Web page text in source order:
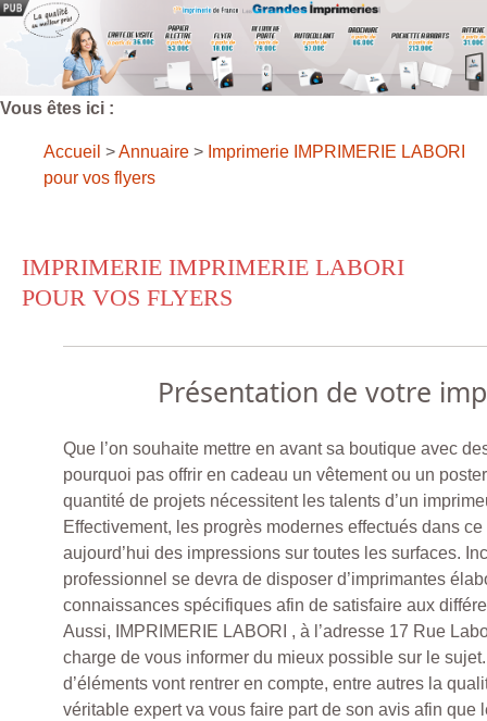
Vous êtes ici :
Accueil >Annuaire > Imprimerie IMPRIMERIE LABORI
pour vos flyers
IMPRIMERIE IMPRIMERIE LABORI
POUR VOS FLYERS
Présentation de votre
Que l’on souhaite mettre en avant sa boutique avec
pourquoi pas offrir en cadeau un vêtement ou un
quantité de projets nécessitent les talents d’un
Effectivement, les progrès modernes effectués dans
aujourd’hui des impressions sur toutes les surfaces.
professionnel se devra de disposer d’imprimantes
connaissances spécifiques afin de satisfaire aux
Aussi, IMPRIMERIE LABORI , à l’adresse 17 Rue
charge de vous informer du mieux possible sur le
d’éléments vont rentrer en compte, entre autres la
véritable expert va vous faire part de son avis afin que